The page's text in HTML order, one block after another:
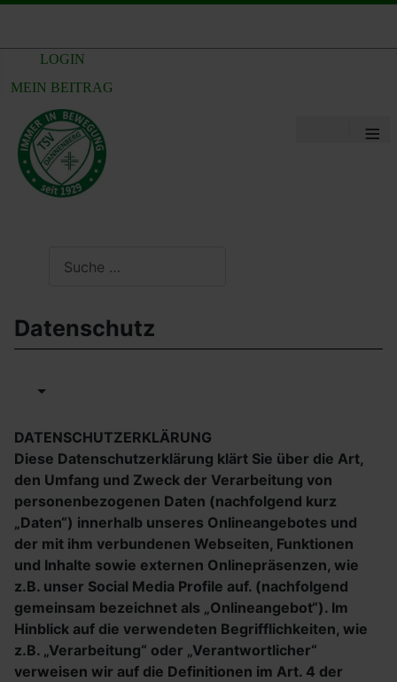
LOGIN
MEIN BEITRAG
≡
Datenschutz
DATENSCHUTZERKLÄRUNG
Diese Datenschutzerklärung klärt Sie über die Art,
den Umfang und Zweck der Verarbeitung von
personenbezogenen Daten (nachfolgend kurz
„Daten“) innerhalb unseres Onlineangebotes und
der mit ihm verbundenen Webseiten, Funktionen
und Inhalte sowie externen Onlinepräsenzen, wie
z.B. unser Social Media Profile auf. (nachfolgend
gemeinsam bezeichnet als „Onlineangebot“). Im
Hinblick auf die verwendeten Begrifflichkeiten, wie
z.B. „Verarbeitung“ oder „Verantwortlicher“
verweisen wir auf die Definitionen im Art. 4 der